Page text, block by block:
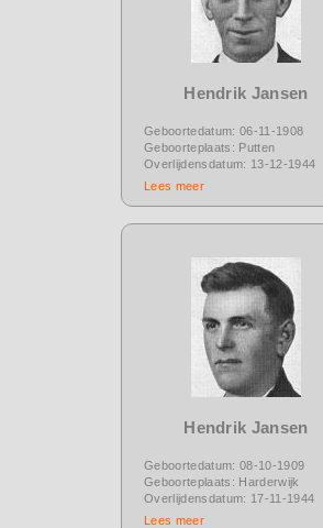
Hendrik Jansen
Geboortedatum: 06-11-1908
Geboorteplaats: Putten
Overlijdensdatum: 13-12-1944
Lees meer
Hendrik Jansen
Geboortedatum: 08-10-1909
Geboorteplaats: Harderwijk
Overlijdensdatum: 17-11-1944
Lees meer